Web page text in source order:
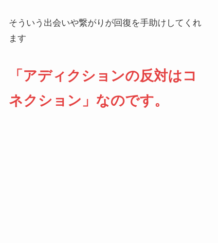
そういう出会いや繋がりが回復を手助けしてくれ
ます
「アディクションの反対はコ
ネクション」なのです。